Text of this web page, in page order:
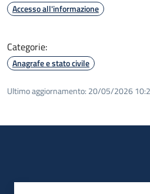
Accesso all'informazione
Categorie:
Anagrafe e stato civile
Ultimo aggiornamento: 20/05/2026